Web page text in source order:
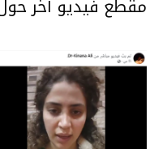
مقطع فيديو آخر